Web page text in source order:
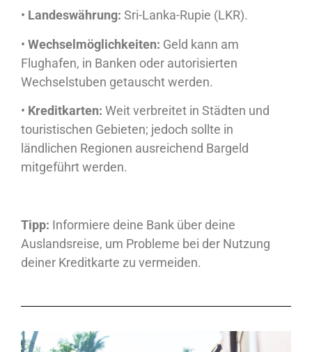
• Landeswährung: Sri-Lanka-Rupie (LKR).
• Wechselmöglichkeiten: Geld kann am
Flughafen, in Banken oder autorisierten
Wechselstuben getauscht werden.
• Kreditkarten: Weit verbreitet in Städten und
touristischen Gebieten; jedoch sollte in
ländlichen Regionen ausreichend Bargeld
mitgeführt werden.
Tipp: Informiere deine Bank über deine
Auslandsreise, um Probleme bei der Nutzung
deiner Kreditkarte zu vermeiden.